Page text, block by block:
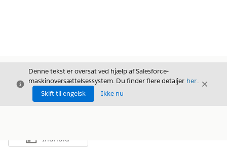
Luk
Denne tekst er oversat ved hjælp af Salesforce-
maskinoversættelsessystem. Du finder flere detaljer her.
Skift til engelsk
Ikke nu
Luk
Vis indholdsfortegnelse
Indhold